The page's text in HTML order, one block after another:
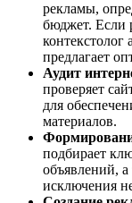
рекламы,
бюджет. Если
контекстолог
предлагает
Аудит
проверяет
для
материалов.
подбирает
объявлений, а
исключения